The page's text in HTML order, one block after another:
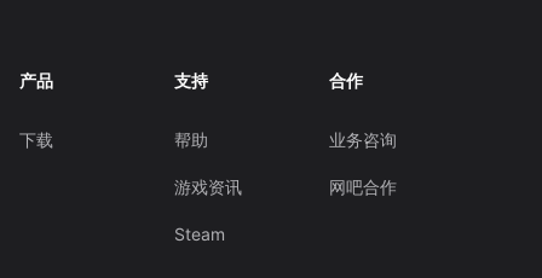
产品
下载
支持
帮助
游戏资讯
Steam
合作
业务咨询
网吧合作